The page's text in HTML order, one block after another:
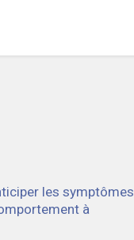
les symptômes
à